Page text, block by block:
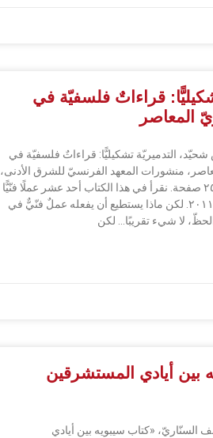
قراءاتٌ فلسفيّة في
المعاصر
التدميريّة تشكيليًّا: قراءاتٌ فلسفيّة في
منشورات المعهد الفرنسيّ للشرق الأدنى،
بيروت، ٢٠٢١، ٢٥١ صفحة. نقرأ في هذا الكتاب أحد عشر عملًا فنّيًّا
من سوريا ما بعد ٢٠١١. لكن ماذا يستطيع أن يفعله عملٌ فنّيٌّ في
لا شيء تقريبًا… لكن
بين أيادي المستشرقين
«كتاب سيبويه بين أيادي